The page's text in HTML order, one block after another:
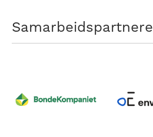
Samarbeidspartnere